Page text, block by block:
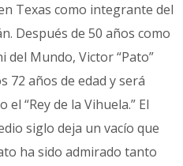
Texas como integrante del
Después de 50 años como
Mundo, Victor “Pato”
72 años de edad y será
“Rey de la Vihuela.” El
siglo deja un vacío que
ha sido admirado tanto